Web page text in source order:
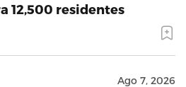
12,500 residentes
Ago 7, 2026